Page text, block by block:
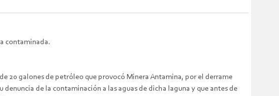
contaminada.
20 galones de petróleo que provocó Minera Antamina, por el derrame
de la contaminación a las aguas de dicha laguna y que antes de